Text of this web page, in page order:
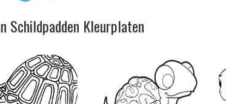
Schildpadden Kleurplaten